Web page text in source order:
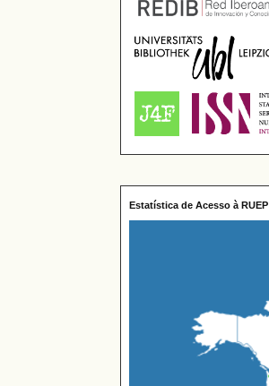
Estatística de Acesso à RUEP